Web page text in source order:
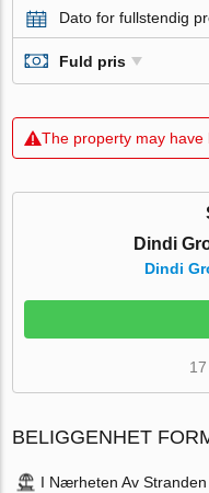
Dato for fullstendig
Fuld pris
The property may
Dindi
Dindi
BELIGGENHET
I Nærheten Av Stranden